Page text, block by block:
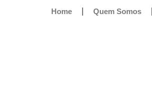
Home Quem Somos